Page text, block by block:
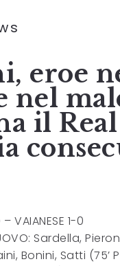
eroe
nel
il Real
VAIANESE 1-0
Sardella,
Bonini, Satti (75’